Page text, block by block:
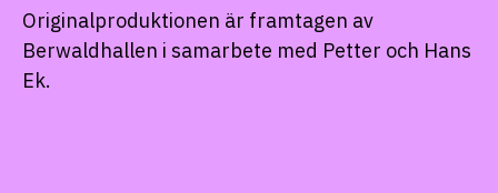
Originalproduktionen är framtagen av
Berwaldhallen i samarbete med Petter och Hans
Ek.